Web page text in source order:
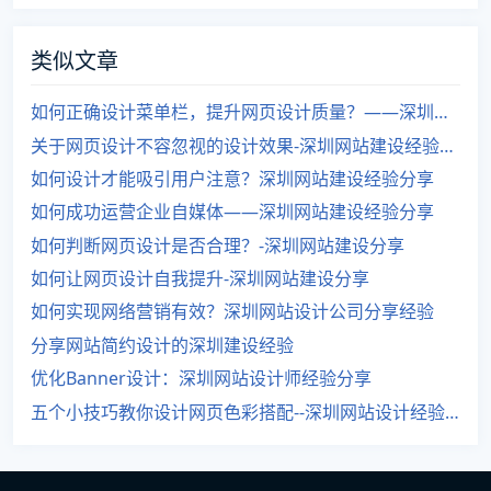
类似文章
如何正确设计菜单栏，提升网页设计质量？——深圳网站设计经验分享
关于网页设计不容忽视的设计效果-深圳网站建设经验分享
如何设计才能吸引用户注意？深圳网站建设经验分享
如何成功运营企业自媒体——深圳网站建设经验分享
如何判断网页设计是否合理？-深圳网站建设分享
如何让网页设计自我提升-深圳网站建设分享
如何实现网络营销有效？深圳网站设计公司分享经验
分享网站简约设计的深圳建设经验
优化Banner设计：深圳网站设计师经验分享
五个小技巧教你设计网页色彩搭配--深圳网站设计经验分享